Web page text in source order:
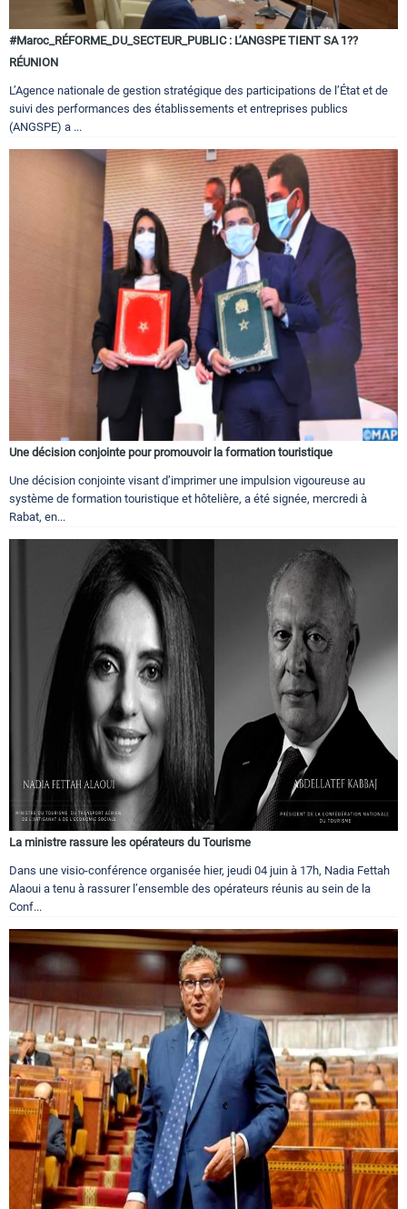
#Maroc_RÉFORME_DU_SECTEUR_PUBLIC : L’ANGSPE TIENT SA 1??
RÉUNION
L’Agence nationale de gestion stratégique des participations de l’État et de
suivi des performances des établissements et entreprises publics
(ANGSPE) a ...
Une décision conjointe pour promouvoir la formation touristique
Une décision conjointe visant d’imprimer une impulsion vigoureuse au
système de formation touristique et hôtelière, a été signée, mercredi à
Rabat, en...
La ministre rassure les opérateurs du Tourisme
Dans une visio-conférence organisée hier, jeudi 04 juin à 17h, Nadia Fettah
Alaoui a tenu à rassurer l’ensemble des opérateurs réunis au sein de la
Conf...